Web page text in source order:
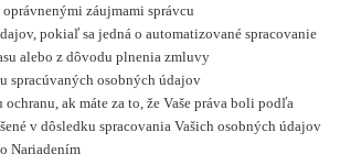
záujmami správcu
pokiaľ sa jedná o automatizované spracovanie
alebo z dôvodu plnenia zmluvy
spracúvaných osobných údajov
ochranu, ak máte za to, že Vaše práva boli podľa
v dôsledku spracovania Vašich osobných údajov
Nariadením